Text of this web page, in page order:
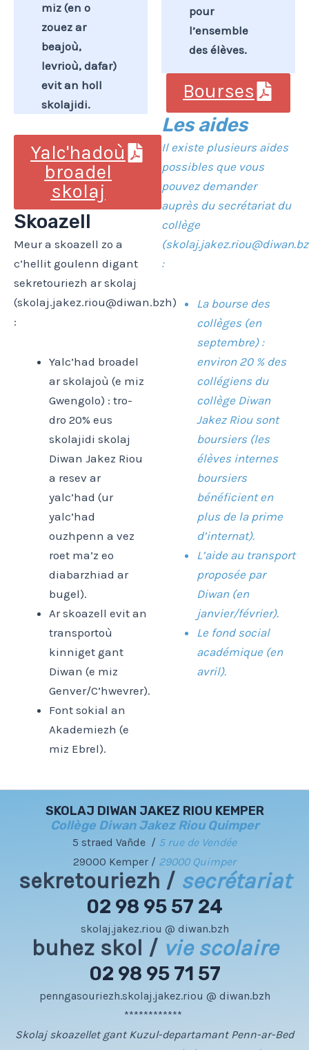
miz (en o
zouez ar
beajoù,
levrioù, dafar)
evit an holl
skolajidi.
Yalc'hadoù
broadel
skolaj
Skoazell
Meur a skoazell zo a
c’hellit goulenn digant
sekretouriezh ar skolaj
(skolaj.jakez.riou@diwan.bzh)
:
Yalc’had broadel
ar skolajoù (e miz
Gwengolo) : tro-
dro 20% eus
skolajidi skolaj
Diwan Jakez Riou
a resev ar
yalc’had (ur
yalc’had
ouzhpenn a vez
roet ma’z eo
diabarzhiad ar
bugel).
Ar skoazell evit an
transportoù
kinniget gant
Diwan (e miz
Genver/C’hwevrer).
Font sokial an
Akademiezh (e
miz Ebrel).
pour
l’ensemble
des élèves.
Bourses
Les aides
Il existe plusieurs aides
possibles que vous
pouvez demander
auprès du secrétariat du
collège
:
La bourse des
collèges (en
septembre) :
environ 20 % des
collégiens du
collège Diwan
Jakez Riou sont
boursiers (les
élèves internes
boursiers
bénéficient en
plus de la prime
d’internat).
L’aide au transport
proposée par
Diwan (en
janvier/février).
Le fond social
académique (en
avril).
SKOLAJ DIWAN JAKEZ RIOU KEMPER
Collège Diwan Jakez Riou Quimper
5 straed Vañde / 5 rue de Vendée
29000 Kemper / 29000 Quimper
sekretouriezh / secrétariat
02 98 95 57 24
skolaj.jakez.riou @ diwan.bzh
buhez skol / vie scolaire
02 98 95 71 57
penngasouriezh.skolaj.jakez.riou @ diwan.bzh
************
Skolaj skoazellet gant Kuzul-departamant Penn-ar-Bed